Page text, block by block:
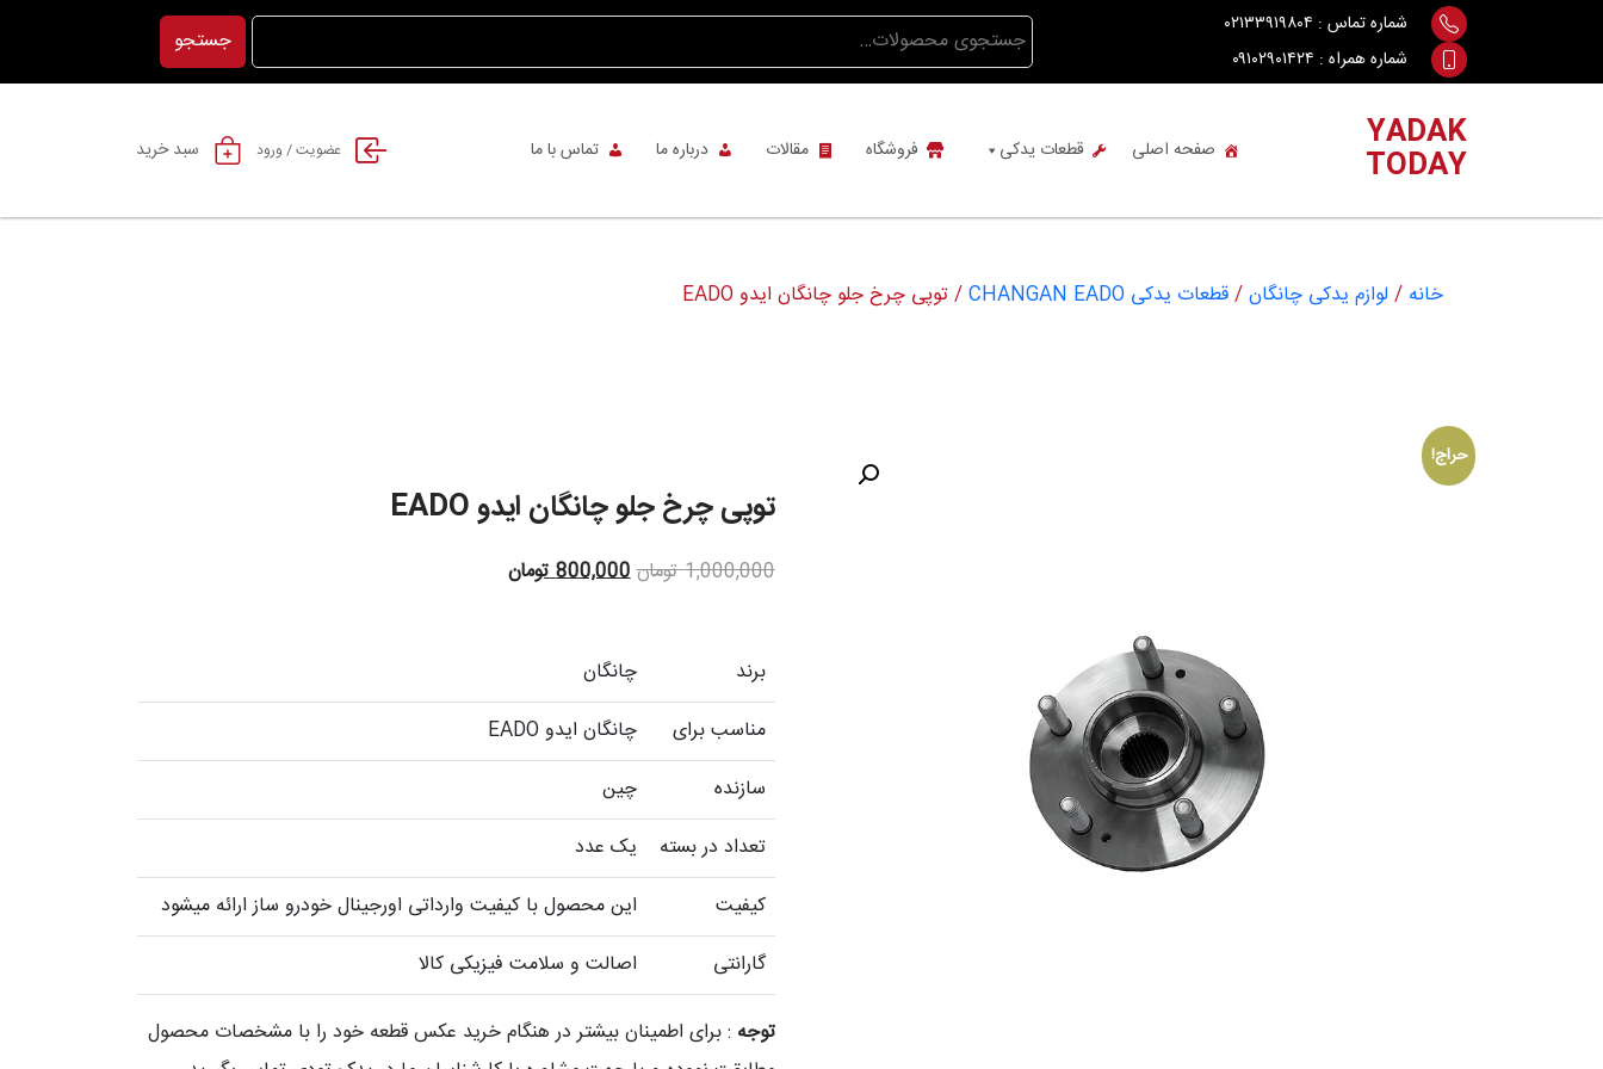
content
شماره تماس : ۰۲۱۳۳۹۱۹۸۰۴
شماره همراه : ۰۹۱۰۲۹۰۱۴۲۴
جستجو
برای:
جستجو
YADAK
TODAY صفحه اصلی قطعات یدکی فروشگاه مقالات درباره ما تماس با ما عضویت / ورود سبد خرید
خانه / لوازم یدکی چانگان/قطعات یدکی CHANGAN EADO / توپی چرخ جلو چانگان ایدو EADO
حراج!
توپی چرخ جلو چانگان ایدو EADO
1,000,000تومانOriginal
1,000,000 تومان.
800,000تومانCurrent
برند
چانگان
مناسب برای
چانگان ایدو EADO
سازنده
چین
تعداد در بسته
یک عدد
کیفیت
این محصول با کیفیت وارداتی اورجینال خودرو ساز ارائه میشود
گارانتی
اصالت و سلامت فیزیکی کالا
توجه : برای اطمینان بیشتر در هنگام خرید عکس قطعه خود را با مشخصات محصول